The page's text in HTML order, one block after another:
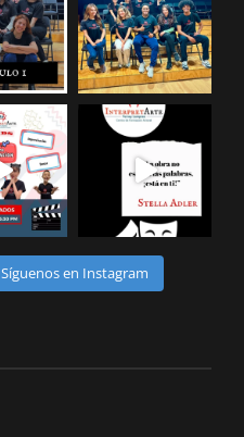
Síguenos en Instagram